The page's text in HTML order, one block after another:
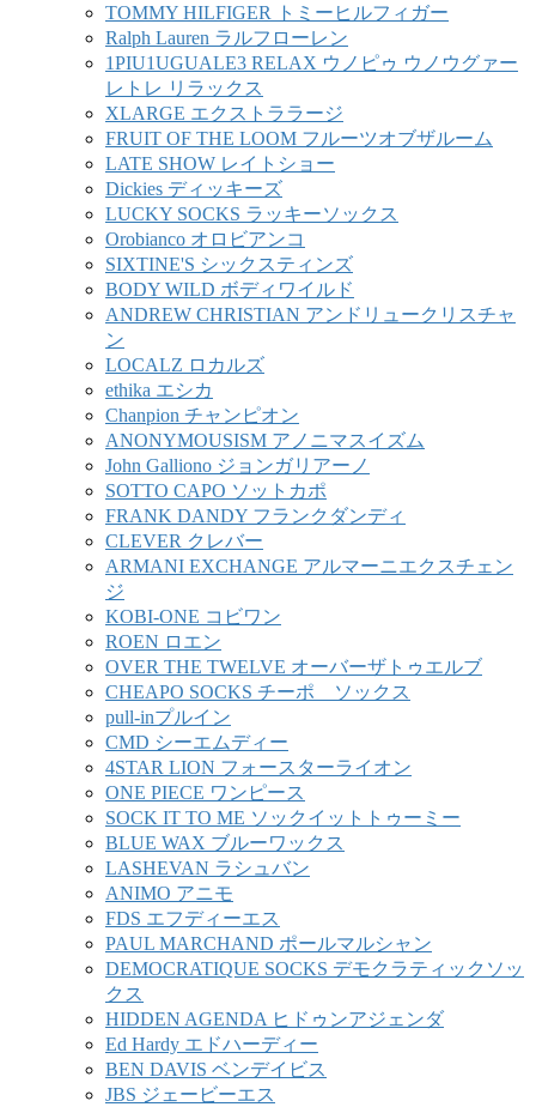
TOMMY HILFIGER トミーヒルフィガー
Ralph Lauren ラルフローレン
1PIU1UGUALE3 RELAX ウノピゥ ウノウグァー
レトレ リラックス
XLARGE エクストララージ
FRUIT OF THE LOOM フルーツオブザルーム
LATE SHOW レイトショー
Dickies ディッキーズ
LUCKY SOCKS ラッキーソックス
Orobianco オロビアンコ
SIXTINE'S シックスティンズ
BODY WILD ボディワイルド
ANDREW CHRISTIAN アンドリュークリスチャ
ン
LOCALZ ロカルズ
ethika エシカ
Chanpion チャンピオン
ANONYMOUSISM アノニマスイズム
John Galliono ジョンガリアーノ
SOTTO CAPO ソットカポ
FRANK DANDY フランクダンディ
CLEVER クレバー
ARMANI EXCHANGE アルマーニエクスチェン
ジ
KOBI-ONE コビワン
ROEN ロエン
OVER THE TWELVE オーバーザトゥエルブ
CHEAPO SOCKS チーポ ソックス
pull-inプルイン
CMD シーエムディー
4STAR LION フォースターライオン
ONE PIECE ワンピース
SOCK IT TO ME ソックイットトゥーミー
BLUE WAX ブルーワックス
LASHEVAN ラシュバン
ANIMO アニモ
FDS エフディーエス
PAUL MARCHAND ポールマルシャン
DEMOCRATIQUE SOCKS デモクラティックソッ
クス
HIDDEN AGENDA ヒドゥンアジェンダ
Ed Hardy エドハーディー
BEN DAVIS ベンデイビス
JBS ジェービーエス